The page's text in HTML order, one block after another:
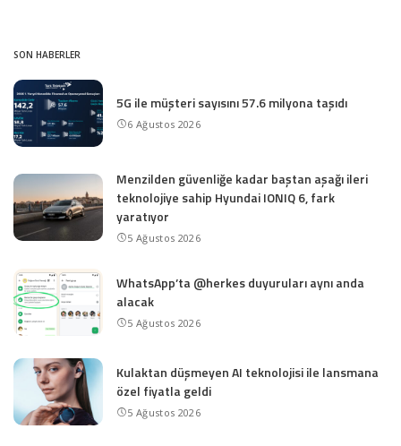
SON HABERLER
5G ile müşteri sayısını 57.6 milyona taşıdı
6 Ağustos 2026
Menzilden güvenliğe kadar baştan aşağı ileri
teknolojiye sahip Hyundai IONIQ 6, fark
yaratıyor
5 Ağustos 2026
WhatsApp’ta @herkes duyuruları aynı anda
alacak
5 Ağustos 2026
Kulaktan düşmeyen AI teknolojisi ile lansmana
özel fiyatla geldi
5 Ağustos 2026